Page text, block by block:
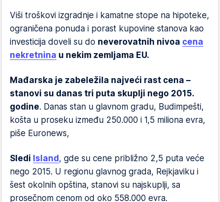
Viši troškovi izgradnje i kamatne stope na hipoteke,
ograničena ponuda i porast kupovine stanova kao
investicija doveli su do neverovatnih nivoa cena
nekretnina u nekim zemljama EU.
Mađarska je zabeležila najveći rast cena –
stanovi su danas tri puta skuplji nego 2015.
godine. Danas stan u glavnom gradu, Budimpešti,
košta u proseku između 250.000 i 1,5 miliona evra,
piše Euronews,
Sledi Island , gde su cene približno 2,5 puta veće
nego 2015. U regionu glavnog grada, Rejkjaviku i
šest okolnih opština, stanovi su najskuplji, sa
prosečnom cenom od oko 558.000 evra.